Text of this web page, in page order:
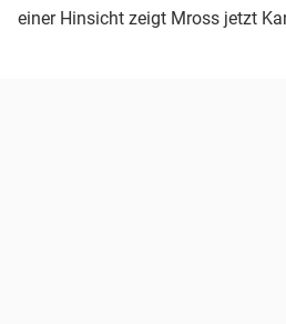
einer Hinsicht zeigt Mross jetzt